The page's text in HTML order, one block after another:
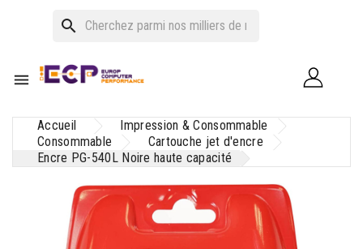
search

Accueil
Impression & Consommable
Consommable
Cartouche jet d'encre
Encre PG-540L Noire haute capacité